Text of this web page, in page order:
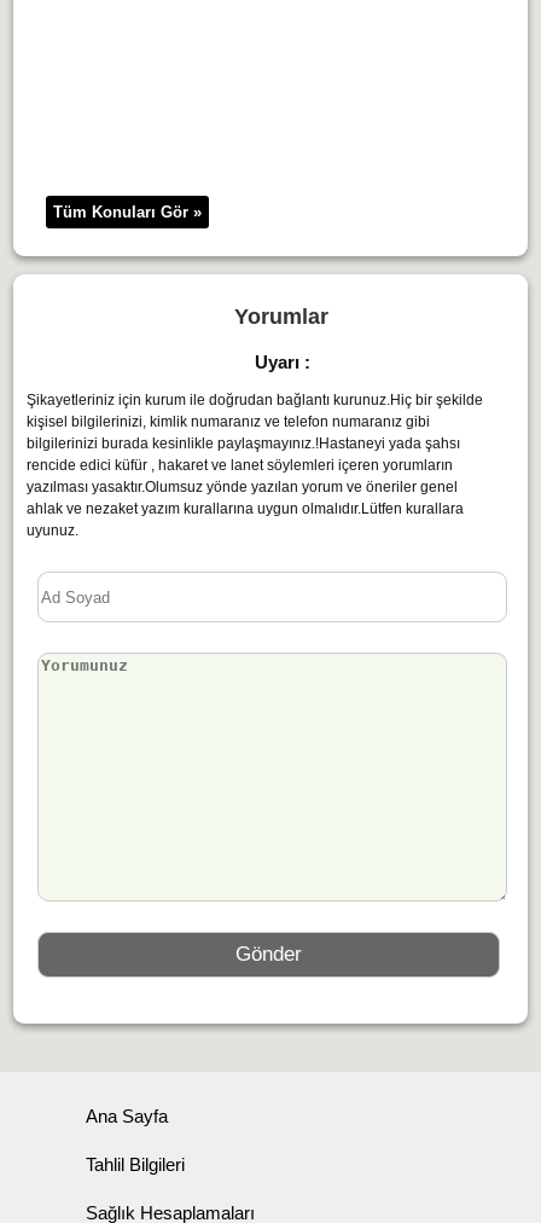
Tüm Konuları Gör »
Yorumlar
Uyarı :
Şikayetleriniz için kurum ile doğrudan bağlantı kurunuz.Hiç bir şekilde
kişisel bilgilerinizi, kimlik numaranız ve telefon numaranız gibi
bilgilerinizi burada kesinlikle paylaşmayınız.!Hastaneyi yada şahsı
rencide edici küfür , hakaret ve lanet söylemleri içeren yorumların
yazılması yasaktır.Olumsuz yönde yazılan yorum ve öneriler genel
ahlak ve nezaket yazım kurallarına uygun olmalıdır.Lütfen kurallara
uyunuz.
Ana Sayfa
Tahlil Bilgileri
Sağlık Hesaplamaları